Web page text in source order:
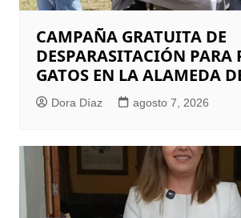
CAMPAÑA GRATUITA DE
DESPARASITACIÓN PARA
GATOS EN LA ALAMEDA
Dora Díaz agosto 7, 2026